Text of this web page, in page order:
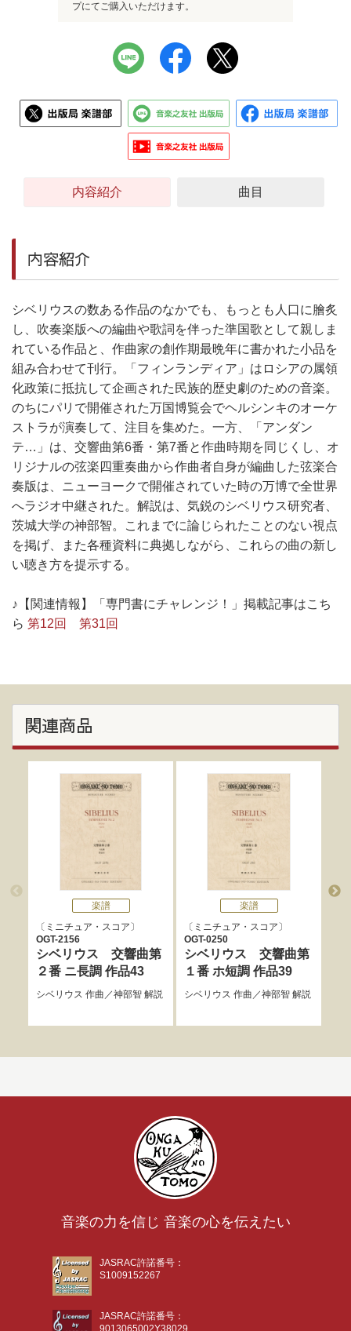
プにてご購入いただけます。
内容紹介 曲目
内容紹介
シベリウスの数ある作品のなかでも、もっとも人口に膾炙
し、吹奏楽版への編曲や歌詞を伴った準国歌として親しま
れている作品と、作曲家の創作期最晩年に書かれた小品を
組み合わせて刊行。「フィンランディア」はロシアの属領
化政策に抵抗して企画された民族的歴史劇のための音楽。
のちにパリで開催された万国博覧会でヘルシンキのオーケ
ストラが演奏して、注目を集めた。一方、「アンダン
テ…」は、交響曲第6番・第7番と作曲時期を同じくし、オ
リジナルの弦楽四重奏曲から作曲者自身が編曲した弦楽合
奏版は、ニューヨークで開催されていた時の万博で全世界
へラジオ中継された。解説は、気鋭のシベリウス研究者、
茨城大学の神部智。これまでに論じられたことのない視点
を掲げ、また各種資料に典拠しながら、これらの曲の新し
い聴き方を提示する。
♪【関連情報】「専門書にチャレンジ！」掲載記事はこち
ら 第12回 第31回
関連商品
楽譜
ミニチュア・スコア
OGT-2156
シベリウス 交響曲第
２番 ニ長調 作品43
シベリウス 作曲／神部智解説
楽譜
ミニチュア・スコア
OGT-0250
シベリウス 交響曲第
１番 ホ短調 作品39
シベリウス 作曲／神部智解説
音楽の力を信じ 音楽の心を伝えたい
JASRAC許諾番号：
S1009152267
JASRAC許諾番号：
9013065002Y38029